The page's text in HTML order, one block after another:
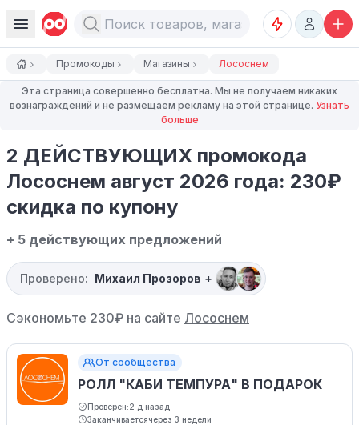
Промокоды Магазины Лососнем
Эта страница совершенно бесплатна. Мы не получаем никаких
вознаграждений и не размещаем рекламу на этой странице. Узнать
больше
2 ДЕЙСТВУЮЩИХ промокода
Лососнем август 2026 года: 230₽
скидка по купону
+ 5 действующих предложений
Проверено: Михаил Прозоров +
Сэкономьте 230₽ на сайте Лососнем
От сообщества
РОЛЛ "КАБИ ТЕМПУРА" В ПОДАРОК
Проверен:2 д назад
Заканчиваетсячерез 3 недели